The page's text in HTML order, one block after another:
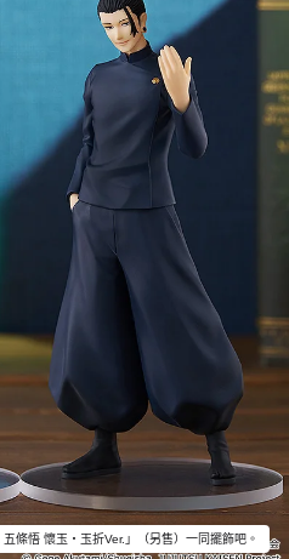
條悟 懷玉‧玉折Ver.」（另售）一同擺飾吧。